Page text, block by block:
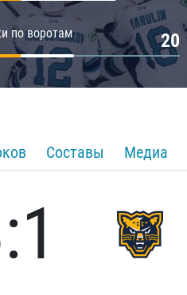
по воротам 20
Составы Медиа